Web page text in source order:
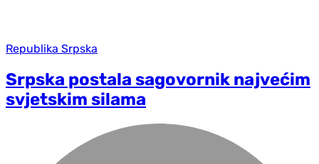
Republika Srpska
Srpska postala sagovornik najvećim
svjetskim silama